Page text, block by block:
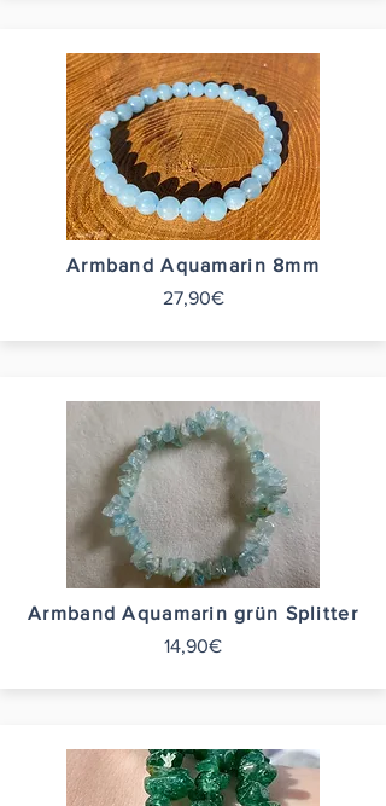
Armband Aquamarin 8mm
27,90€
Armband Aquamarin grün Splitter
14,90€